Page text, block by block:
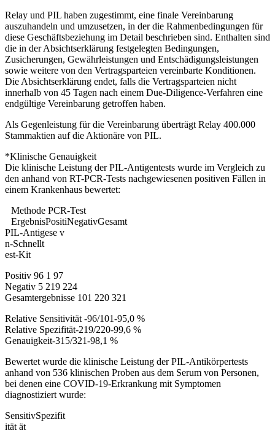
Relay und PIL haben zugestimmt, eine finale Vereinbarung
auszuhandeln und umzusetzen, in der die Rahmenbedingungen für
diese Geschäftsbeziehung im Detail beschrieben sind. Enthalten sind
die in der Absichtserklärung festgelegten Bedingungen,
Zusicherungen, Gewährleistungen und Entschädigungsleistungen
sowie weitere von den Vertragsparteien vereinbarte Konditionen.
Die Absichtserklärung endet, falls die Vertragsparteien nicht
innerhalb von 45 Tagen nach einem Due-Diligence-Verfahren eine
endgültige Vereinbarung getroffen haben.
Als Gegenleistung für die Vereinbarung überträgt Relay 400.000
Stammaktien auf die Aktionäre von PIL.
*Klinische Genauigkeit
Die klinische Leistung der PIL-Antigentests wurde im Vergleich zu
den anhand von RT-PCR-Tests nachgewiesenen positiven Fällen in
einem Krankenhaus bewertet:
Methode PCR-Test
ErgebnisPositiNegativGesamt
PIL-Antigese v
n-Schnellt
est-Kit
Positiv 96 1 97
Negativ 5 219 224
Gesamtergebnisse 101 220 321
Relative Sensitivität -96/101-95,0 %
Relative Spezifität-219/220-99,6 %
Genauigkeit-315/321-98,1 %
Bewertet wurde die klinische Leistung der PIL-Antikörpertests
anhand von 536 klinischen Proben aus dem Serum von Personen,
bei denen eine COVID-19-Erkrankung mit Symptomen
diagnostiziert wurde:
SensitivSpezifit
ität ät